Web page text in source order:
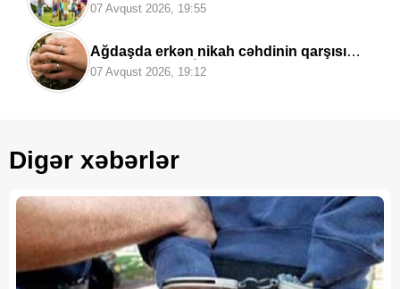
təhlükəli fəsadı –Psixoloqdan
valideynlərə XƏBƏRDARLIQ
07 Avqust 2026, 19:55
Ağdaşda erkən nikah cəhdinin qarşısı
alındı:Toy TƏXİRƏ SALINDI
07 Avqust 2026, 19:12
Digər xəbərlər